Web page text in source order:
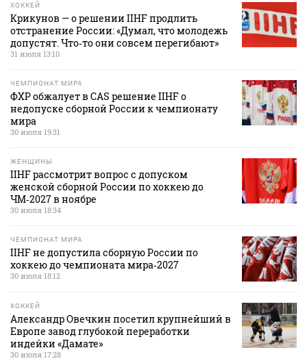
ХОККЕЙ
Крикунов — о решении IIHF продлить
отстранение России: «Думал, что молодежь
допустят. Что‑то они совсем перегибают»
31 июля 13:10
ЧЕМПИОНАТ МИРА
ФХР обжалует в CAS решение IIHF о
недопуске сборной России к чемпионату
мира
30 июля 19:31
ЖЕНЩИНЫ
IIHF рассмотрит вопрос с допуском
женской сборной России по хоккею до
ЧМ‑2027 в ноябре
30 июля 18:34
ЧЕМПИОНАТ МИРА
IIHF не допустила сборную России по
хоккею до чемпионата мира‑2027
30 июля 18:12
ХОККЕЙ
Александр Овечкин посетил крупнейший в
Европе завод глубокой переработки
индейки «Дамате»
30 июля 17:28